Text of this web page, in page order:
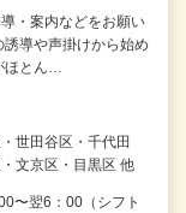
・案内などをお願い
導や声掛けから始め
ほとん…
世田谷区・千代田
文京区・目黒区 他
〜翌6：00（シフト